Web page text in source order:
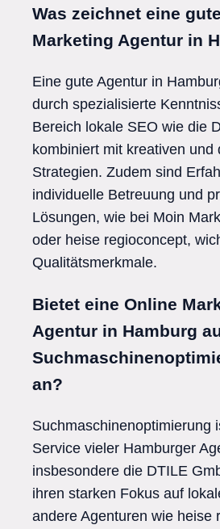
Was zeichnet eine
Marketing Agentur in
Eine gute Agentur in
durch spezialisierte
Bereich lokale SEO wie die
kombiniert mit kreativen und
Strategien. Zudem sind
individuelle Betreuung und
Lösungen, wie bei Moin
oder heise regioconcept,
Qualitätsmerkmale.
Bietet eine Online
Agentur in Hamburg
an?
Suchmaschinenoptimierung
Service vieler Hamburger
insbesondere die DTILE
ihren starken Fokus auf
andere Agenturen wie heise